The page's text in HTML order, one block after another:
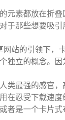
元素都放在折
于那些想要吸
网站的引领下，
独立的概念。
类最强的感官
在忍受下载速
者是一个卡片式